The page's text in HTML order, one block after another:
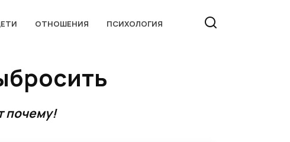
ОТНОШЕНИЯ ПСИХОЛОГИЯ
почему!